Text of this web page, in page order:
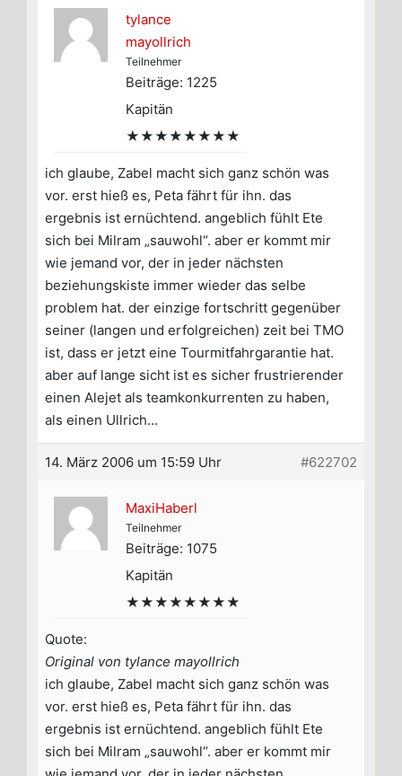
tylance
mayollrich
Teilnehmer
Beiträge: 1225
Kapitän
★★★★★★★★
ich glaube, Zabel macht sich ganz schön was
vor. erst hieß es, Peta fährt für ihn. das
ergebnis ist ernüchtend. angeblich fühlt Ete
sich bei Milram „sauwohl“. aber er kommt mir
wie jemand vor, der in jeder nächsten
beziehungskiste immer wieder das selbe
problem hat. der einzige fortschritt gegenüber
seiner (langen und erfolgreichen) zeit bei TMO
ist, dass er jetzt eine Tourmitfahrgarantie hat.
aber auf lange sicht ist es sicher frustrierender
einen Alejet als teamkonkurrenten zu haben,
als einen Ullrich…
14. März 2006 um 15:59 Uhr #622702
MaxiHaberl
Teilnehmer
Beiträge: 1075
Kapitän
★★★★★★★★
Quote:
Original von tylance mayollrich
ich glaube, Zabel macht sich ganz schön was
vor. erst hieß es, Peta fährt für ihn. das
ergebnis ist ernüchtend. angeblich fühlt Ete
sich bei Milram „sauwohl“. aber er kommt mir